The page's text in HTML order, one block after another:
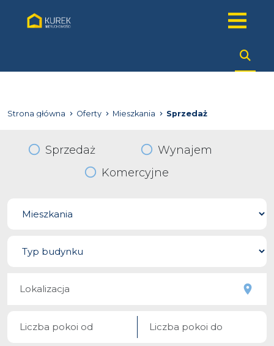
Strona główna Oferty Mieszkania Sprzedaż
Sprzedaż
Wynajem
Komercyjne